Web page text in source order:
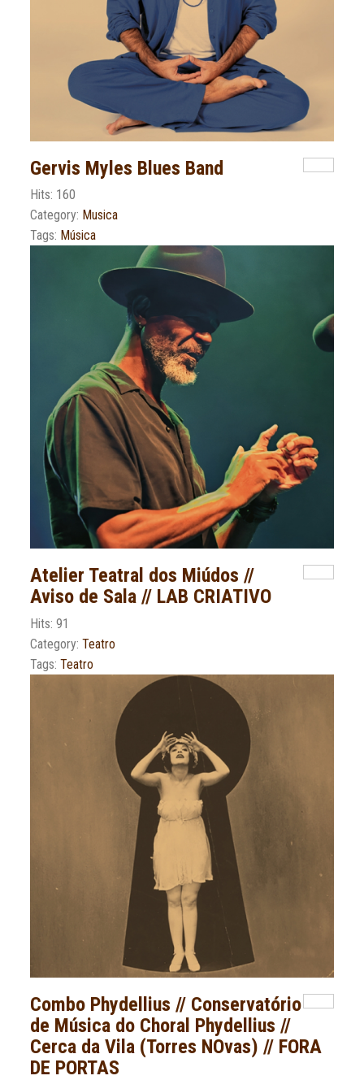
Gervis Myles Blues Band
Hits: 160
Category: Musica
Tags: Música
Atelier Teatral dos Miúdos //
Aviso de Sala // LAB CRIATIVO
Hits: 91
Category:Teatro
Tags:Teatro
Combo Phydellius // Conservatório
de Música do Choral Phydellius //
Cerca da Vila (Torres NOvas) // FORA
DE PORTAS